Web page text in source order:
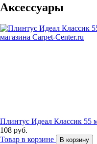
Аксессуары
Плинтус Идеал Классик 55
108 руб.
Товар в корзине
В корзину